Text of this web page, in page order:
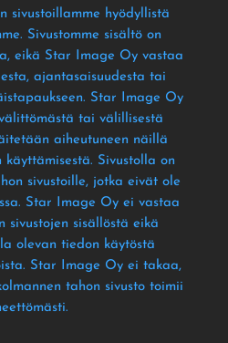
sivustoillamme hyödyllistä
. Sivustomme sisältö on
, eikä Star Image Oy vastaa
, ajantasaisuudesta tai
. Star Image Oy
tai välillisestä
aiheutuneen näillä
käyttämisestä. Sivustolla on
sivustoille, jotka eivät ole
. Star Image Oy ei vastaa
sivustojen sisällöstä eikä
olevan tiedon käytöstä
. Star Image Oy ei takaa,
tahon sivusto toimii
.